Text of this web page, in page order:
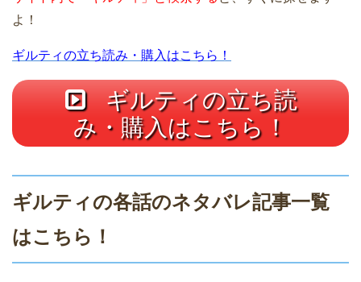
よ！
ギルティの立ち読み・購入はこちら！
ギルティの立ち読
み・購入はこちら！
ギルティの各話のネタバレ記事一覧
はこちら！